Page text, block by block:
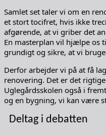
Samlet set taler vi om en
et stort tocifret, hvis ikke
afgørende, at vi griber det
En masterplan vil hjælpe
grundigt og sikre, at vi
Derfor arbejder vi på at få
renovering. Det er det
Uglegårdsskolen også i
og en bygning, vi kan være
Deltag i debatten